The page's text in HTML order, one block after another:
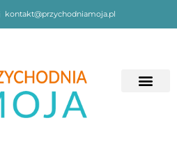
kontakt@przychodniamoja.pl